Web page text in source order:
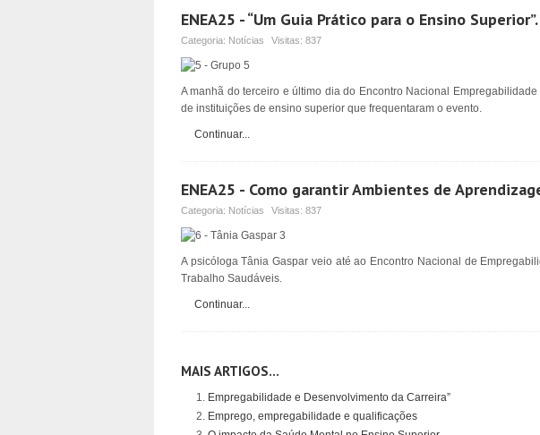
ENEA25 - “Um Guia Prático para o Ensino
Categoria: Notícias Visitas: 837
A manhã do terceiro e último dia do Encontro Nacional
de instituições de ensino superior que frequentaram o evento.
Continuar...
ENEA25 - Como garantir Ambientes de
Categoria: Notícias Visitas: 837
A psicóloga Tânia Gaspar veio até ao Encontro Nacional de
Trabalho Saudáveis.
Continuar...
MAIS ARTIGOS...
Empregabilidade e Desenvolvimento da Carreira”
Emprego, empregabilidade e qualificações